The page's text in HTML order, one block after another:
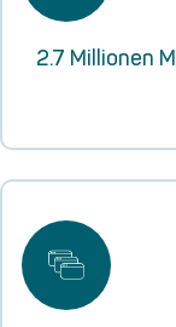
2.7 Millionen